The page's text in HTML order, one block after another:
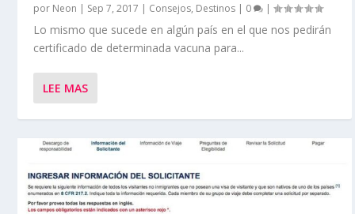
por Neon | Sep 7, 2017 | Consejos, Destinos | 0 |
Lo mismo que sucede en algún país en el que nos pedirán
certificado de determinada vacuna para...
LEE MAS